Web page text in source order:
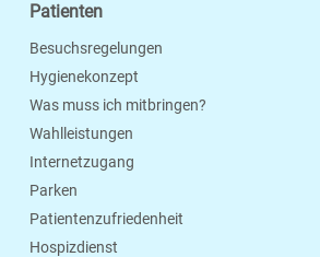
Patienten
Besuchsregelungen
Hygienekonzept
Was muss ich mitbringen?
Wahlleistungen
Internetzugang
Parken
Patientenzufriedenheit
Hospizdienst